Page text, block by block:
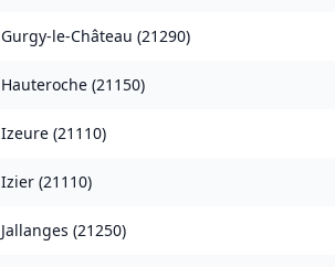
Gurgy-le-Château (21290)
Hauteroche (21150)
Izeure (21110)
Izier (21110)
Jallanges (21250)